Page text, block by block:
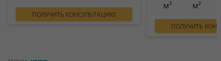
ПОЛУЧИТЬ КОНСУЛЬТАЦИЮ
м²
м²
ПОЛУЧИТЬ